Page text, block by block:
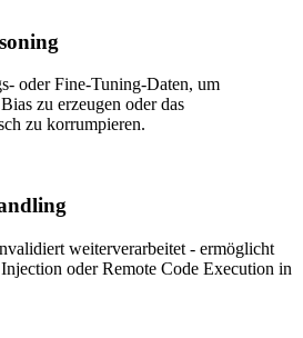
oder Fine-Tuning-Daten, um
zu erzeugen oder das
zu korrumpieren.
weiterverarbeitet - ermöglicht
oder Remote Code Execution in